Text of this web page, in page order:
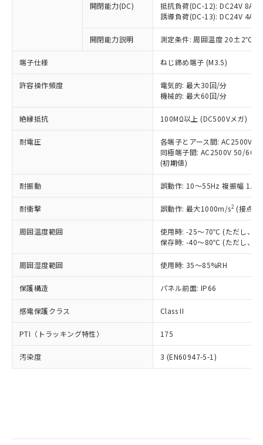
開閉能力(DC)
抵抗負荷(DC-12): DC24V 8A/
誘導負荷(DC-13): DC24V 4A/
開閉能力説明 測定条件: 周囲温度 20±2℃、
端子仕様 ねじ締め端子 (M3.5)
許容操作頻度
電気的: 最大30回/分
機械的: 最大60回/分
絶縁抵抗 100MΩ以上 (DC500Vメガ)
耐電圧
各端子とアース間: AC2500V
同極端子間: AC2500V 50/
(初期値)
耐振動 誤動作: 10～55Hz 複振幅
耐衝撃 誤動作: 最大1000m/s2 (接点
周囲温度範囲
使用時: -25～70℃ (ただし、氷
保存時: -40～80℃ (ただし、氷
周囲湿度範囲 使用時: 35～85%RH
保護構造 パネル前面: IP66
感電保護クラス Class II
PTI（トラッキング特性） 175
汚染度 3 (EN60947-5-1)
以下の条件をお読みいただき、同意のうえ
ご利用ください。
本サービスは、当社制御機器事業取扱
商品の当社在庫状況および標準価格
(税抜)を提供させていただくもので
当社制御機器事業取扱商品の中には、
本サービスの対象外となる商品もある
ことをご了承ください。
在庫状況および標準価格照会結果は、
記載している更新日時点での社内デー
タに基づき作成されるものであり、閲
覧された時点での実際の在庫および標
準価格とは異なる場合があることをご
正式な納期状況および標準価格はお客
様のお取引先、またはお客様担当のオ
ムロン制御機器販売店・当社販売員に
オムロン制御機器販売店や当社販売拠
販売ネットワーク
」をご確認
在庫状況および標準価格結果を当社の
事前の承諾なく第三者に漏洩または開
示しないようお願いします。
マイパーツ機能（部品リスト作成サー
ビス）をご利用いただくには、I-Web
品・サービスに関するお客様との取
対応予定なし：EU RoHS指令（10物質）の
非含有に非対応の商品で、対応品を出す予
調査・確認中：EU RoHS指令（10物質）の
非含有の対応状況を調査中または確認中の
商品です。
非該当品：ライセンス料など無形物で、有
害物質有無と関係のない商品です。
仕入先様の事情により、非含有部品として
いたものが、含有品と判明した場合などや
むを得ず変更することがあります。
鉛(Pb) 1000ppm以下、 水銀(Hg) 1000ppm以下、 カド
六価クロム(Cr(Ⅵ)) 1000ppm以下、ポリ臭化ビフェニル
類(PBB) 1000ppm以下、ポリ臭化ジフェニルエーテル類
ルベンジル（BBP） 1000ppm以下、フタル酸ジブチル
（DBP） 1000ppm以下、フタル酸ジイソブチル
但し、RoHS指令で産業用監視および制御機器に対する
適用除外項目は除く。
フタル酸エステル類の４物質については閾値を超える意
図的な使用がないことを確認しています。
部品在庫の切り替え状況などにより、予定
月が前後することがあります。
「○」：最大均質材料含有率が中国RoHSの
基準値以下であることを示します。
「×」：最大均質材料含有率が中国RoHSの
基準値を超えていることを示します。
「－」：未確認です。当社販売部門へお問
*中国RoHS10物質の基準値 (GB/T26572)：
Pb(鉛) :1000ppm、 Hg(水銀) : 1000ppm、 Cd(カドミウ
Cr(Ⅵ)(六価クロム) : 1000ppm、 PBBs(ポリ臭化ビフェ
ニル類) : 1000ppm、 PBDEs(ポリ臭化ジフェニルエーテ
ル類) : 1000ppm、
DBP(フタル酸ジブチル) : 1000ppm、 DIBP(フタル酸ジ
イソブチル) : 1000ppm、 BBP(フタル酸ブチルベンジ
DEHP(フタル酸ビス(2-エチルヘキシル)) : 1000ppm
「ｅ」：有害物質（10物質）のすべてが基
準値以下であることを示します。
「10」：通常の使用状況下において有害物
質が外部に漏えいし、環境に深刻な影響を
及ぼさない年数を意味します。
当社は、これら貴社製品のうち、外国
為替および外国貿易法に定める商品
（以下｢規制貨物等」という）を輸出
または国外への提供する場合は、日本
国政府の輸出許可(または役務取引許
可)を取得するなどの必要な手続きを
当社は規制貨物を破棄する場合は、完
全に破砕するなど、違法に輸出されな
いよう必要な手段を講じます。
当社は貴社製品を、核兵器、ミサイ
ル、化学兵器、生物兵器またはその他
武器並びにこれらの製造装置等に一切
当社は、貴社製品を第三者に販売する
場合は、上記1、2および3の内容を当
該第三者に通知します。また当社は、
販売先および販売に係わる関係者が違
法に輸出するおそれがある場合は、取
り引きをいたしません。
一定数以上の在庫あり
一定数には満たないが在庫あり
在庫なし(最新の在庫状況につ
いては、お客様のお取引先、ま
たはお客様担当のオムロン制御
機器販売店・当社販売員にご確
受注生産機種、また在庫状況の
情報を公開していない機種